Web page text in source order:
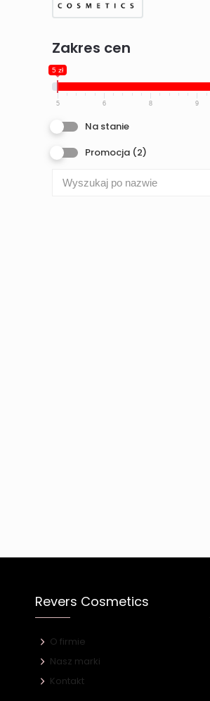
Zakres cen
5 zł
5 6 8 9
Na stanie
Promocja (2)
Revers Cosmetics
O firmie
Nasz marki
Kontakt